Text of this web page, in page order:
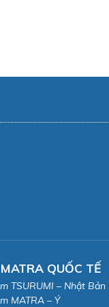
QUỐC TẾ
TSURUMI – Nhật Bản
MATRA – Ý